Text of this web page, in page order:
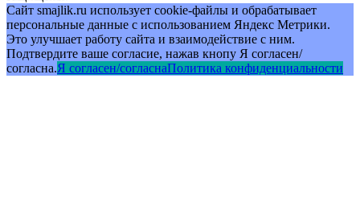
Сайт smajlik.ru использует cookie-файлы и обрабатывает
персональные данные с использованием Яндекс Метрики.
Это улучшает работу сайта и взаимодействие с ним.
Подтвердите ваше согласие, нажав кнопу Я согласен/
согласна.Я согласен/согласнаПолитика конфиденциальности